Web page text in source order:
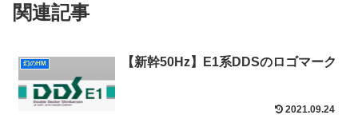
関連記事
幻のHM 【新幹50Hz】E1系DDSのロゴマーク
2021.09.24